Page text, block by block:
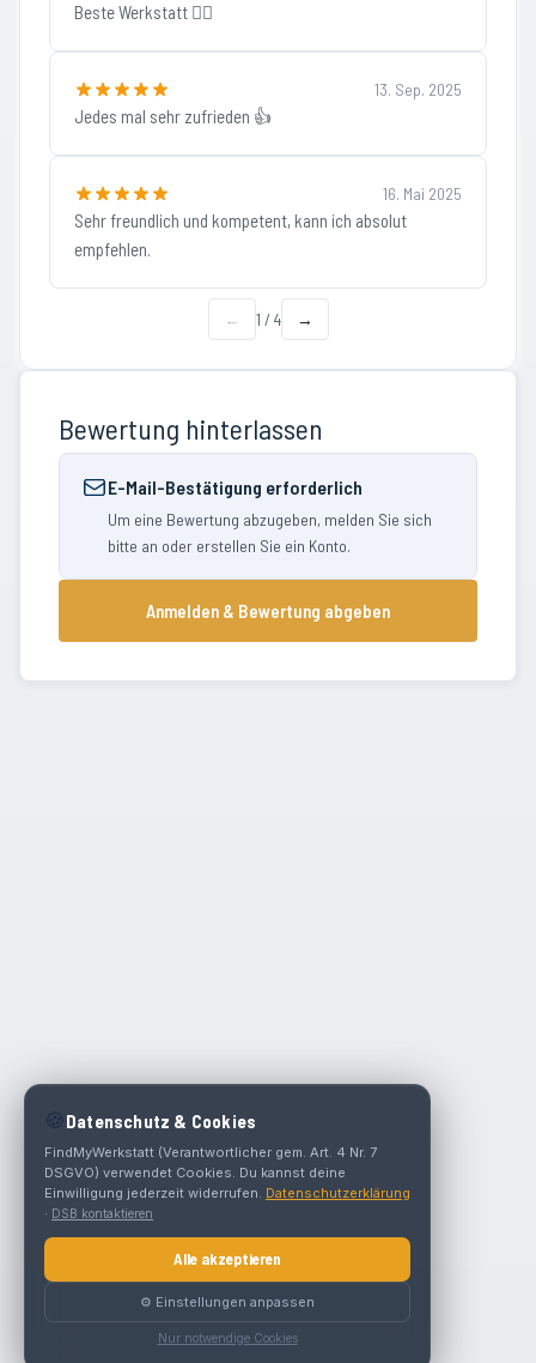
Beste Werkstatt 👍🏻
13. Sep. 2025
Jedes mal sehr zufrieden 👍
16. Mai 2025
Sehr freundlich und kompetent, kann ich absolut
empfehlen.
← 1 / 4 →
Bewertung hinterlassen
E-Mail-Bestätigung erforderlich
Um eine Bewertung abzugeben, melden Sie sich
bitte an oder erstellen Sie ein Konto.
Anmelden & Bewertung abgeben
🍪 Datenschutz & Cookies
FindMyWerkstatt (Verantwortlicher gem. Art. 4 Nr. 7
DSGVO) verwendet Cookies. Du kannst deine
Einwilligung jederzeit widerrufen. Datenschutzerklärung
· DSB kontaktieren
Alle akzeptieren
⚙️ Einstellungen anpassen
Nur notwendige Cookies